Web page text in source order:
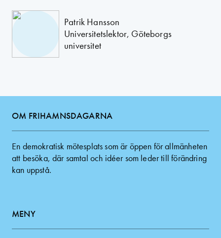
Patrik Hansson
Universitetslektor, Göteborgs
universitet
OM FRIHAMNSDAGARNA
En demokratisk mötesplats som är öppen för allmänheten
att besöka, där samtal och idéer som leder till förändring
kan uppstå.
MENY